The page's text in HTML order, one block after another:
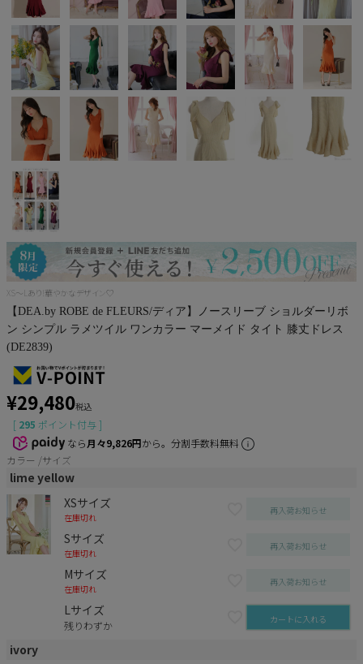
XS～Lあり!華やかなデザイン♡
【DEA.by ROBE de FLEURS/ディア】ノースリーブ ショルダーリボ
ン シンプル ラメツイル ワンカラー マーメイド タイト 膝丈ドレス
(DE2839)
¥29,480税込
[ 295 ポイント付与 ]
なら月々9,826円から。分割手数料無料
カラー
サイズ
lime yellow
XSサイズ
在庫切れ
再入荷お知らせ
Sサイズ
在庫切れ
再入荷お知らせ
Mサイズ
在庫切れ
再入荷お知らせ
Lサイズ
残りわずか カートに入れる
ivory